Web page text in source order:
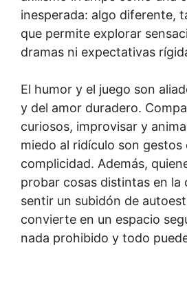
inesperada: algo diferente,
que permite explorar
dramas ni expectativas
El humor y el juego son
y del amor duradero.
curiosos, improvisar y
miedo al ridículo son gestos
complicidad. Además,
probar cosas distintas en la
sentir un subidón de
convierte en un espacio
nada prohibido y todo